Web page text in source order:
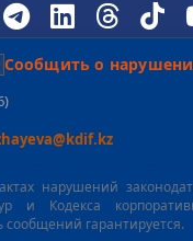
Сообщить о
нарушений
и Кодекса
гарантируется.